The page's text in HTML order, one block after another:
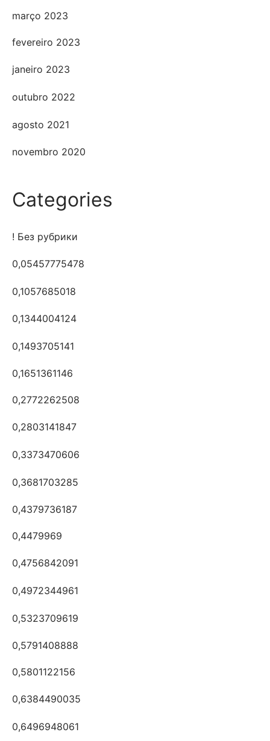
março 2023
fevereiro 2023
janeiro 2023
outubro 2022
agosto 2021
novembro 2020
Categories
! Без рубрики
0,05457775478
0,1057685018
0,1344004124
0,1493705141
0,1651361146
0,2772262508
0,2803141847
0,3373470606
0,3681703285
0,4379736187
0,4479969
0,4756842091
0,4972344961
0,5323709619
0,5791408888
0,5801122156
0,6384490035
0,6496948061